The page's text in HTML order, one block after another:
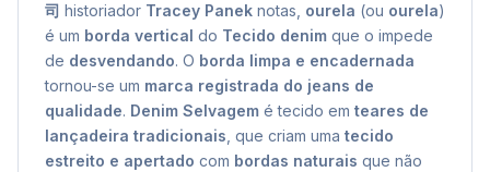
司 historiador Tracey Panek notas, ourela (ou ourela)
é um borda vertical do Tecido denim que o impede
de desvendando. O borda limpa e encadernada
tornou-se um marca registrada do jeans de
qualidade. Denim Selvagem é tecido em teares de
lançadeira tradicionais , que criam uma tecido
estreito e apertado com bordas naturais que não